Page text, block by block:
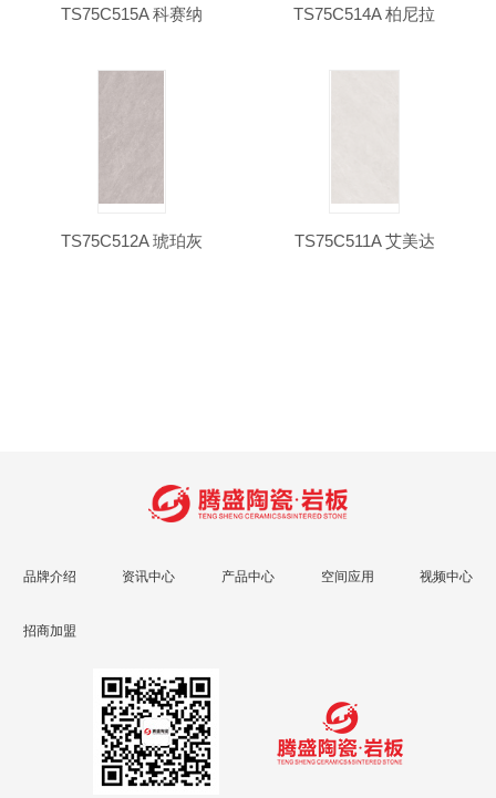
TS75C515A 科赛纳 TS75C514A 柏尼拉
TS75C512A 琥珀灰 TS75C511A 艾美达
品牌介绍 资讯中心 产品中心 空间应用 视频中心
招商加盟